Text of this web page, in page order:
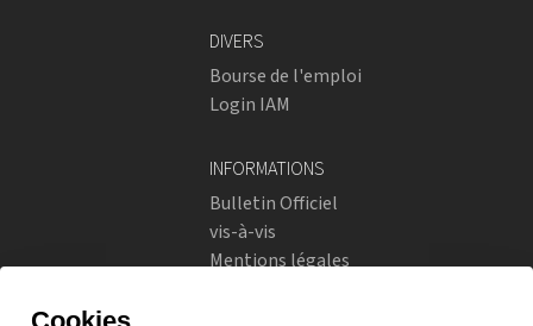
DIVERS
Bourse de l'emploi
Login IAM
INFORMATIONS
Bulletin Officiel
vis-à-vis
Mentions légales